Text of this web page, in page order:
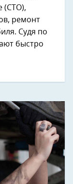
(СТО),
ремонт
Судя по
быстро